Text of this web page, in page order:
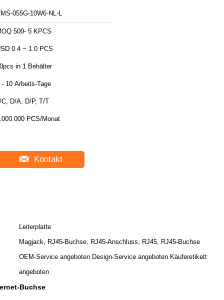
055G-10W6-NL-L
500- 5 KPCS
0.4 ~ 1.0 PCS
in 1 Behälter
- 10 Arbeits-Tage
C, D/A, D/P, T/T
PCS/Monat
Kontakt
Leiterplatte
Magjack, RJ45-Buchse, RJ45-Anschluss, RJ45, RJ45-Buchse
OEM-Service angeboten Design-Service angeboten Käuferetikett
angeboten
Buchse